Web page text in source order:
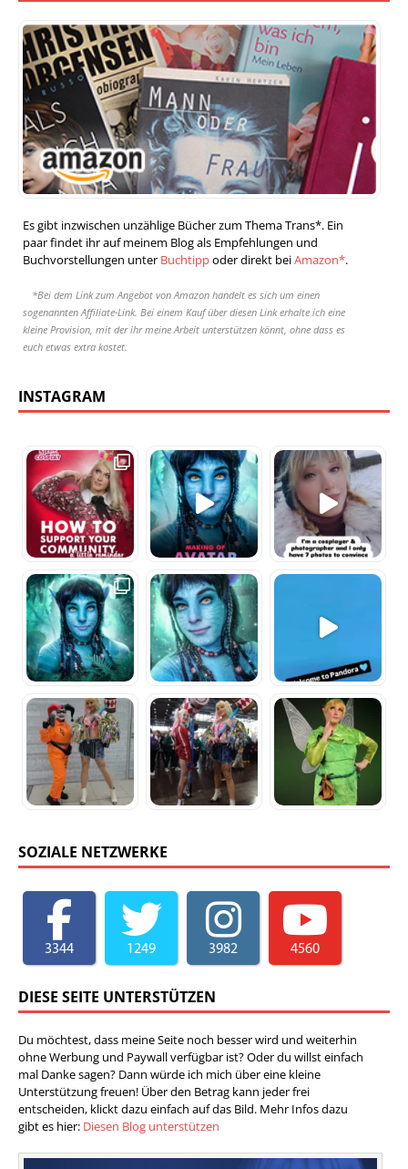
Es gibt inzwischen unzählige Bücher zum Thema Trans*. Ein
paar findet ihr auf meinem Blog als Empfehlungen und
Buchvorstellungen unter Buchtippoder direkt beiAmazon*.
*Bei dem Link zum Angebot von Amazon handelt es sich um einen
sogenannten Affiliate-Link. Bei einem Kauf über diesen Link erhalte ich eine
kleine Provision, mit der ihr meine Arbeit unterstützen könnt, ohne dass es
euch etwas extra kostet.
INSTAGRAM
SOZIALE NETZWERKE
3344 1249 3982 4560
DIESE SEITE UNTERSTÜTZEN
Du möchtest, dass meine Seite noch besser wird und weiterhin
ohne Werbung und Paywall verfügbar ist? Oder du willst einfach
mal Danke sagen? Dann würde ich mich über eine kleine
Unterstützung freuen! Über den Betrag kann jeder frei
entscheiden, klickt dazu einfach auf das Bild. Mehr Infos dazu
gibt es hier: Diesen Blog unterstützen